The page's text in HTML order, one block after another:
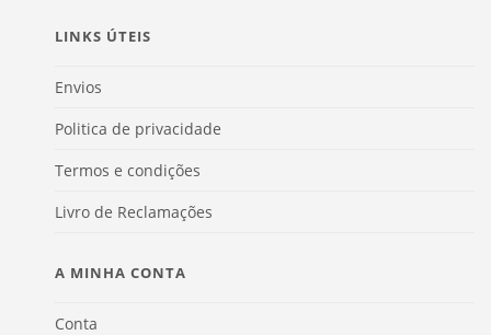
LINKS ÚTEIS
Envios
Politica de privacidade
Termos e condições
Livro de Reclamações
A MINHA CONTA
Conta